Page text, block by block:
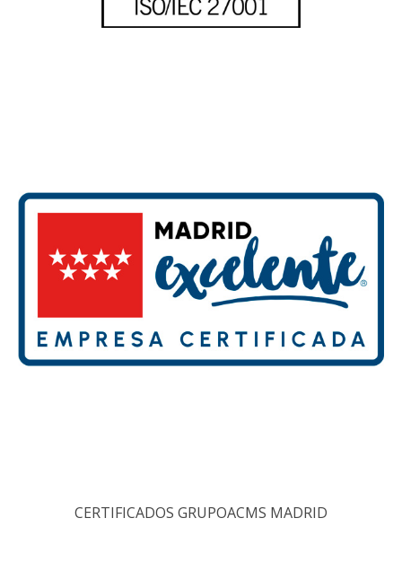
CERTIFICADOS GRUPOACMS MADRID